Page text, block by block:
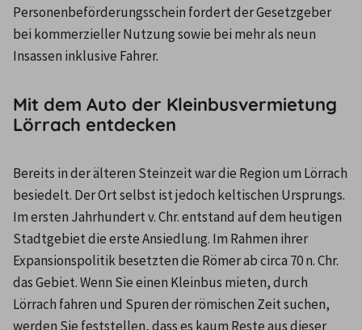
Personenbeförderungsschein fordert der Gesetzgeber
bei kommerzieller Nutzung sowie bei mehr als neun
Insassen inklusive Fahrer.
Mit dem Auto der Kleinbusvermietung
Lörrach entdecken
Bereits in der älteren Steinzeit war die Region um Lörrach
besiedelt. Der Ort selbst ist jedoch keltischen Ursprungs.
Im ersten Jahrhundert v. Chr. entstand auf dem heutigen
Stadtgebiet die erste Ansiedlung. Im Rahmen ihrer
Expansionspolitik besetzten die Römer ab circa 70 n. Chr.
das Gebiet. Wenn Sie einen Kleinbus mieten, durch
Lörrach fahren und Spuren der römischen Zeit suchen,
werden Sie feststellen, dass es kaum Reste aus dieser